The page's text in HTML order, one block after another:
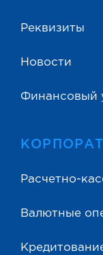
Реквизиты
Новости
Финансовый
Расчетно-
Валютные